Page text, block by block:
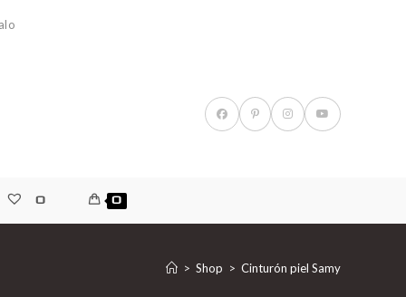
0 0
> Shop > Cinturón piel Samy